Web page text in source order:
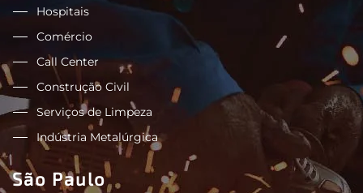
Hospitais
Comércio
Call Center
Construção Civil
Serviços de Limpeza
Indústria Metalúrgica
São Paulo